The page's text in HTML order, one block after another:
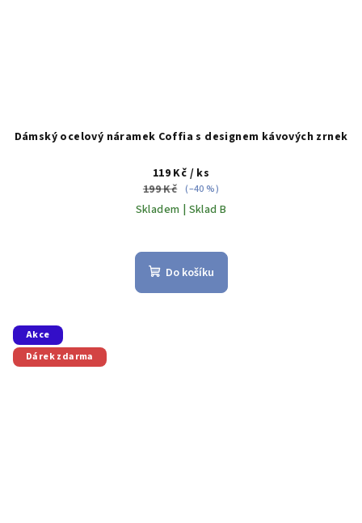
Dámský ocelový náramek Coffia s designem kávových zrnek
119 Kč / ks
199 Kč (–40 %)
Skladem | Sklad B
Do košíku
Akce
Dárek zdarma